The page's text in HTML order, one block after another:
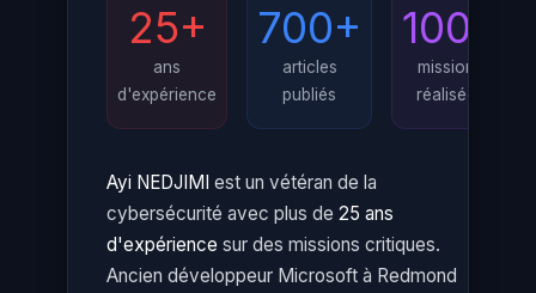
25+
ans
d'expérience
700+
articles
publiés
100+
missions
réalisées
Ayi NEDJIMI est un vétéran de la
cybersécurité avec plus de 25 ans
d'expérience sur des missions critiques.
Ancien développeur Microsoft à Redmond